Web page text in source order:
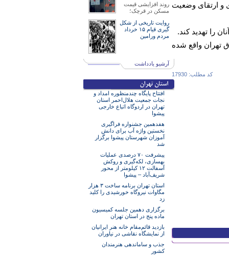
و ارتقای وضعیت
را تهدید کند.
در ۳۵ کیلومتری جنوب‌شرق تهران واقع شده
کد مطلب: 17930
روند افزایشی قیمت
مسکن در قرچک؛
روایت تاریخی از شکل
گیری قیام ۱۵ خرداد
مردم ورامین
آرشیو یادداشت
افتتاح پایگاه چندمنظوره امداد و
نجات جمعیت هلال‌احمر استان
تهران در اردوگاه اتباع خارجی
پیشوا
هفدهمین جشنواره فراگیری
نخستین واژه آب برای دانش
آموزان شهرستان پیشوا برگزار
شد
پیشرفت ۷۰ درصدی عملیات
بهسازی، لکه‌گیری و روکش
آسفالت ۱۲ کیلومتر از محور
شریف‌آباد – پیشوا
استان تهران برنامه ساخت ۳ هزار
مگاوات نیروگاه خورشیدی را کلید
زد
برگزاری دهمین جلسه کمیسیون
ماده پنج در استان تهران
بازدید قائم‌مقام خانه هنر ایرانیان
از نمایشگاه نقاشی در نیاوران
جذب و ساماندهی هنرمندان
کشور